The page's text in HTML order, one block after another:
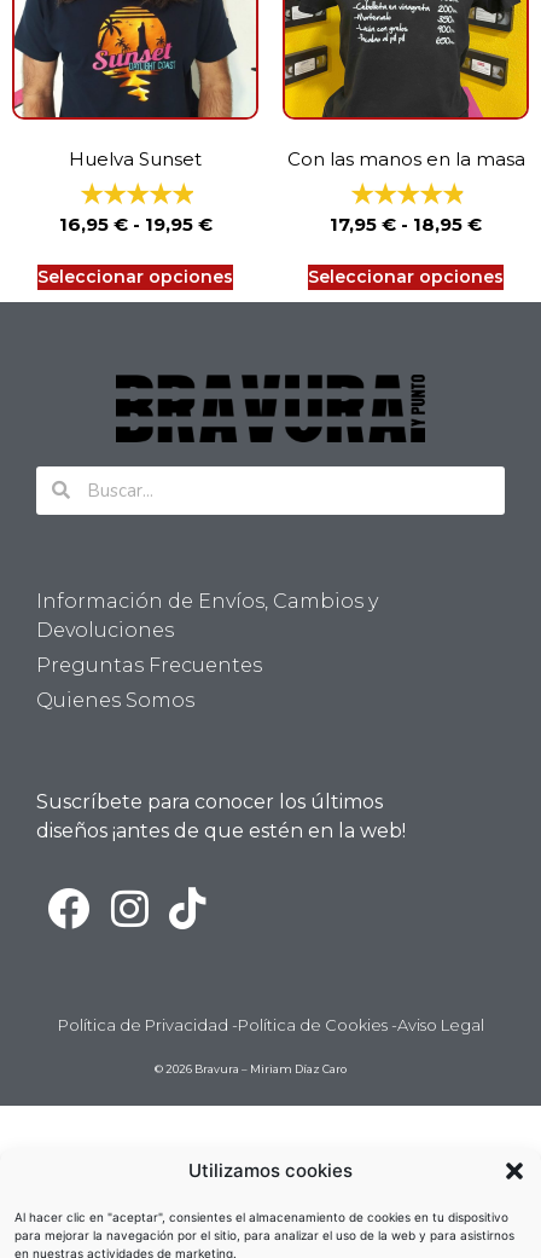
Utilizamos cookies
Al hacer clic en "aceptar", consientes el almacenamiento de cookies en tu dispositivo
para mejorar la navegación por el sitio, para analizar el uso de la web y para asistirnos
en nuestras actividades de marketing.
Huelva Sunset
16,95 € - 19,95 €
Seleccionar opciones
Con las manos en la masa
17,95 € - 18,95 €
Seleccionar opciones
Información de Envíos, Cambios y
Devoluciones
Preguntas Frecuentes
Quienes Somos
Suscríbete para conocer los últimos
diseños ¡antes de que estén en la web!
Política de Privacidad -Política de Cookies -Aviso Legal
© 2026 Bravura – Miriam Díaz Caro